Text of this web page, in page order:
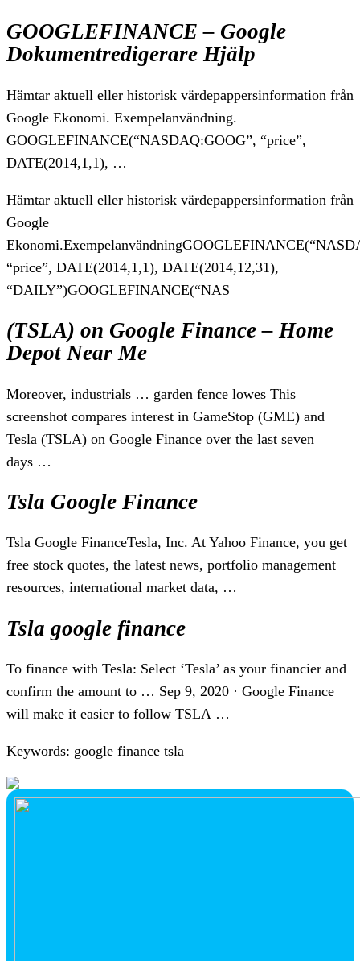
GOOGLEFINANCE – Google
Dokumentredigerare Hjälp
Hämtar aktuell eller historisk värdepappersinformation från
Google Ekonomi. Exempelanvändning.
GOOGLEFINANCE(“NASDAQ:GOOG”, “price”,
DATE(2014,1,1), …
Hämtar aktuell eller historisk värdepappersinformation från
Google
“price”, DATE(2014,1,1), DATE(2014,12,31),
“DAILY”)GOOGLEFINANCE(“NAS
(TSLA) on Google Finance – Home
Depot Near Me
Moreover, industrials … garden fence lowes This
screenshot compares interest in GameStop (GME) and
Tesla (TSLA) on Google Finance over the last seven
days …
Tsla Google Finance
Tsla Google FinanceTesla, Inc. At Yahoo Finance, you get
free stock quotes, the latest news, portfolio management
resources, international market data, …
Tsla google finance
To finance with Tesla: Select ‘Tesla’ as your financier and
confirm the amount to … Sep 9, 2020 · Google Finance
will make it easier to follow TSLA …
Keywords: google finance tsla